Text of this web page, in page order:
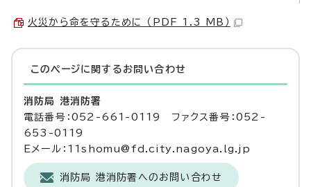
火災から命を守るために （PDF 1.3 MB）
このページに関する お問い合わせ
消防局 港消防署
電話番号：052-661-0119 ファクス番号：052-
653-0119
Eメール：11shomu@fd.city.nagoya.lg.jp
消防局 港消防署へのお問い合わせ